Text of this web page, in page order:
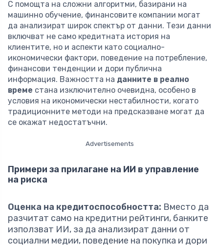
С помощта на сложни алгоритми, базирани на
машинно обучение, финансовите компании могат
да анализират широк спектър от данни. Тези данни
включват не само кредитната история на
клиентите, но и аспекти като социално-
икономически фактори, поведение на потребление,
финансови тенденции и дори публична
информация. Важността на данните в реално
време стана изключително очевидна, особено в
условия на икономически нестабилности, когато
традиционните методи на предсказване могат да
се окажат недостатъчни.
Advertisements
Примери за прилагане на ИИ в управление
на риска
Оценка на кредитоспособността: Вместо да
разчитат само на кредитни рейтинги, банките
използват ИИ, за да анализират данни от
социални медии, поведение на покупка и дори